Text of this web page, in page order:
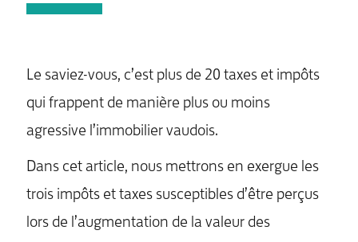
Le saviez-vous, c’est plus de 20 taxes et impôts
qui frappent de manière plus ou moins
agressive l’immobilier vaudois.
Dans cet article, nous mettrons en exergue les
trois impôts et taxes susceptibles d’être perçus
lors de l’augmentation de la valeur des